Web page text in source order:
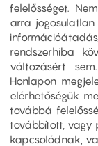
felelősséget.
arra
rendszerhiba
változásért
Honlapon
elérhetőségük
továbbá
továbbított, vagy
kapcsolódnak,